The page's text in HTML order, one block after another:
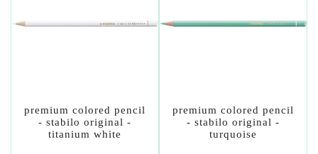
premium colored pencil
- stabilo original -
titanium white
premium colored pencil
- stabilo original -
turquoise